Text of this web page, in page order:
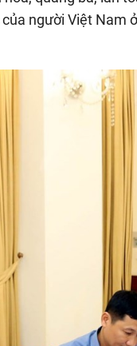
người Việt Nam